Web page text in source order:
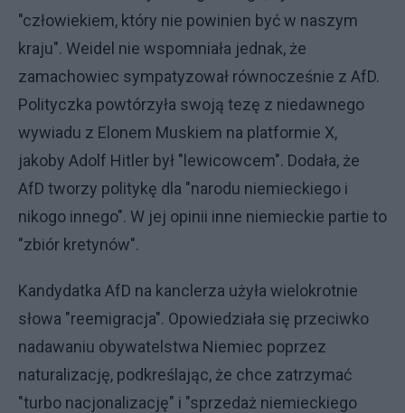
"człowiekiem, który nie powinien być w naszym
kraju". Weidel nie wspomniała jednak, że
zamachowiec sympatyzował równocześnie z AfD.
Polityczka powtórzyła swoją tezę z niedawnego
wywiadu z Elonem Muskiem na platformie X,
jakoby Adolf Hitler był "lewicowcem". Dodała, że
AfD tworzy politykę dla "narodu niemieckiego i
nikogo innego". W jej opinii inne niemieckie partie to
"zbiór kretynów".
Kandydatka AfD na kanclerza użyła wielokrotnie
słowa "reemigracja". Opowiedziała się przeciwko
nadawaniu obywatelstwa Niemiec poprzez
naturalizację, podkreślając, że chce zatrzymać
"turbo nacjonalizację" i "sprzedaż niemieckiego